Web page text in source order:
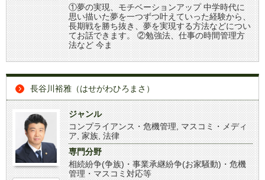
①夢の実現、モチベーションアップ 中学時代に
思い描いた夢を一つずつ叶えていった経験から、
長期戦を勝ち抜き、夢を実現する方法などについ
てお話できます。 ②勉強法、仕事の時間管理方
法など 今ま
長谷川裕雅（はせがわひろまさ）
ジャンル
コンプライアンス・危機管理
マスコミ・メディ
ア 家族 法律
専門分野
相続紛争(争族)・事業承継紛争(お家騒動)・危機
管理・マスコミ対応等